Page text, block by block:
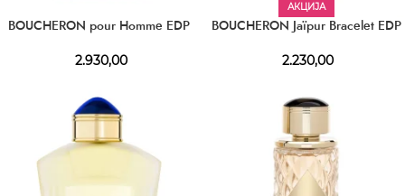
BOUCHERON pour Homme EDP
2.930,00
АКЦИЈА
BOUCHERON Jaïpur Bracelet EDP
2.230,00